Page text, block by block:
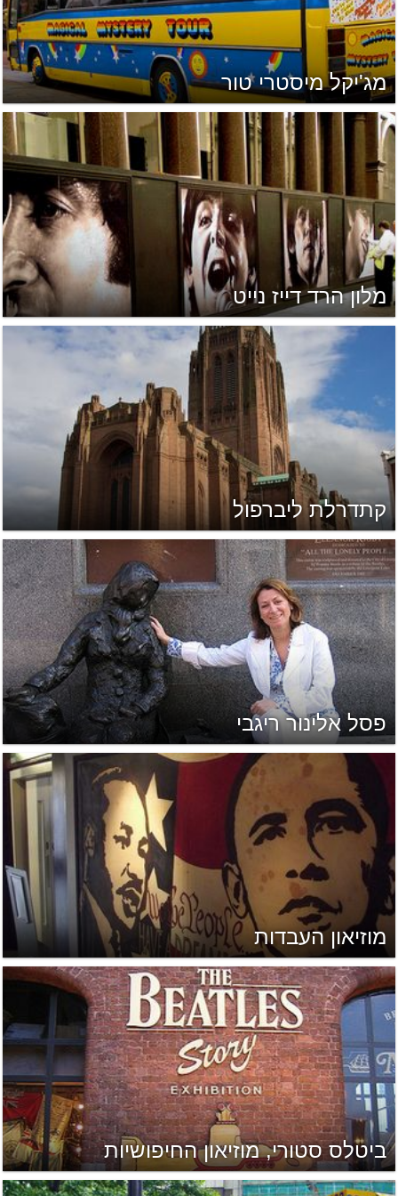
מג'יקל מיסטרי טור
מלון הרד דייז נייט
קתדרלת ליברפול
פסל אלינור ריגבי
מוזיאון העבדות
ביטלס סטורי, מוזיאון החיפושיות